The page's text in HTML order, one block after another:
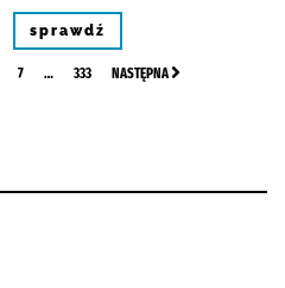
sprawdź
7 … 333 NASTĘPNA